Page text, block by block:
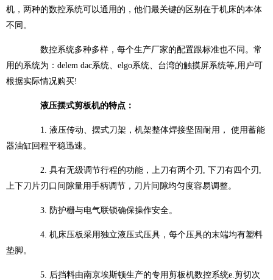
机，两种的数控系统可以通用的，他们最关键的区别在于机床的本体
不同。
数控系统多种多样，每个生产厂家的配置跟标准也不同。常
用的系统为：delem dac系统、elgo系统、台湾的触摸屏系统等,用户可
根据实际情况购买!
液压摆式剪板机的特点：
1. 液压传动、摆式刀架，机架整体焊接坚固耐用， 使用蓄能
器油缸回程平稳迅速。
2. 具有无级调节行程的功能，上刀有两个刃, 下刀有四个刃,
上下刀片刃口间隙量用手柄调节，刀片间隙均匀度容易调整。
3. 防护栅与电气联锁确保操作安全。
4. 机床压板采用独立液压式压具，每个压具的末端均有塑料
垫脚。
5. 后挡料由南京埃斯顿生产的专用剪板机数控系统e.剪切次